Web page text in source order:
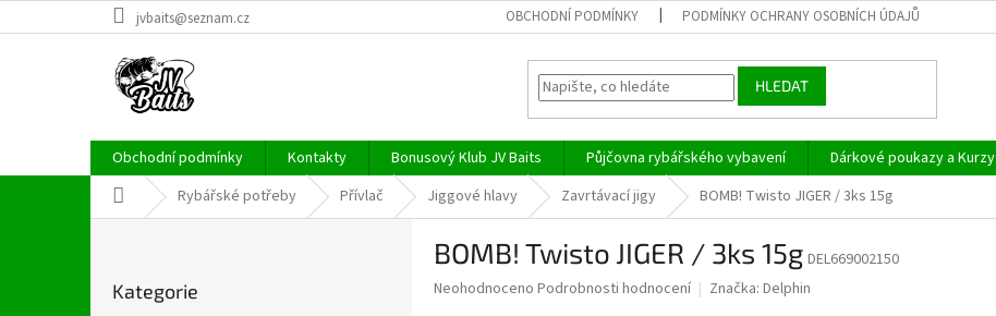
na
jvbaits@seznam.cz OBCHODNÍ PODMÍNKY PODMÍNKY OCHRANY OSOBNÍCH ÚDAJŮ
HLEDAT
Obchodní podmínky Kontakty Bonusový Klub JV Baits Půjčovna rybářského vybavení Dárkové poukazy a Kurzy
Domů Rybářské potřeby Přívlač Jiggové hlavy Zavrtávací jigy BOMB! Twisto JIGER / 3ks 15g
kategorie
Kategorie
BOMB! Twisto JIGER / 3ks 15g DEL669002150
Průměrné
Neohodnoceno Podrobnosti hodnocení Značka: Delphin